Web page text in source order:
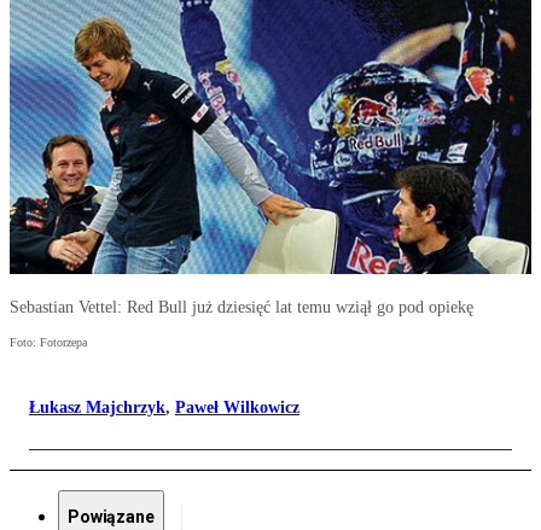
Sebastian Vettel: Red Bull już dziesięć lat temu wziął go pod opiekę
Foto: Fotorzepa
Łukasz Majchrzyk, Paweł Wilkowicz
Powiązane